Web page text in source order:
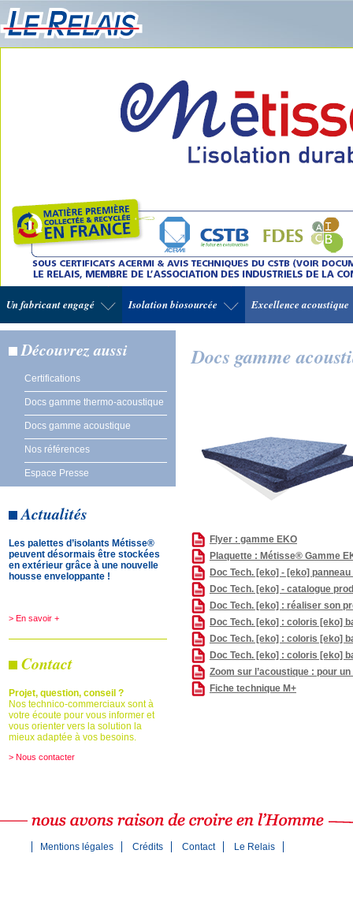
Un fabricant engagé Isolation biosourcée Excellence acoustique
Découvrez aussi
Certifications
Docs gamme thermo-acoustique
Docs gamme acoustique
Nos références
Espace Presse
Actualités
Les palettes d’isolants Métisse®
peuvent désormais être stockées
en extérieur grâce à une nouvelle
housse enveloppante !
> En savoir +
Contact
Projet, question, conseil ?
Nos technico-commerciaux sont à
votre écoute pour vous informer et
vous orienter vers la solution la
mieux adaptée à vos besoins.
> Nous contacter
Docs gamme
Flyer : gamme EKO
Plaquette : Métisse® Gamme
Doc Tech. [eko] - [eko]
Doc Tech. [eko] - catalogue
Doc Tech. [eko] : réaliser son
Doc Tech. [eko] : coloris [eko]
Doc Tech. [eko] : coloris [eko]
Doc Tech. [eko] : coloris [eko]
Zoom sur l’acoustique : pour
Fiche technique M+
Mentions légales Crédits Contact Le Relais